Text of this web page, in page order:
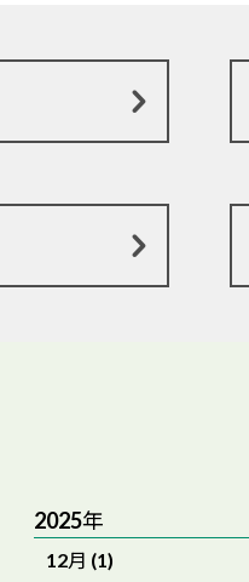
2025年
12月 (1)